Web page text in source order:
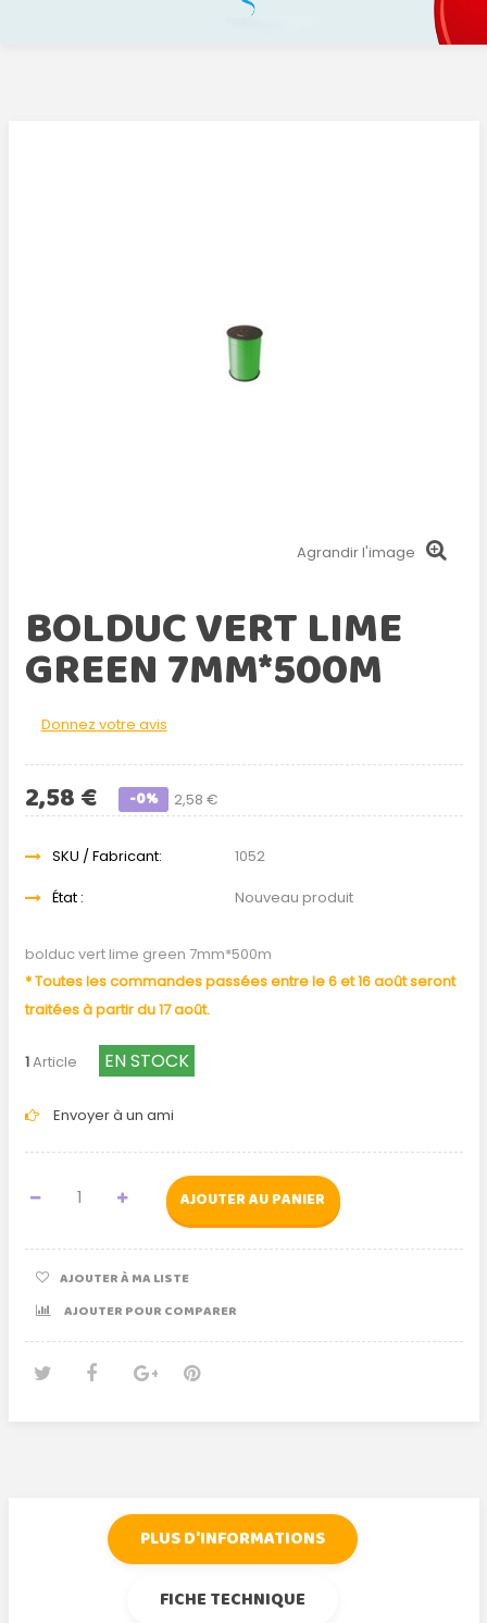
Agrandir l'image
BOLDUC VERT LIME
GREEN 7MM*500M
Donnez votre avis
2,58 €
2,58 € -0%
SKU / Fabricant:
1052
État :
Nouveau produit
bolduc vert lime green 7mm*500m
* Toutes les commandes passées entre le 6 et 16 août seront
traitées à partir du 17 août.
1Article EN STOCK
Envoyer à un ami
AJOUTER AU PANIER
AJOUTER À MA LISTE
AJOUTER POUR COMPARER
PLUS D'INFORMATIONS
FICHE TECHNIQUE